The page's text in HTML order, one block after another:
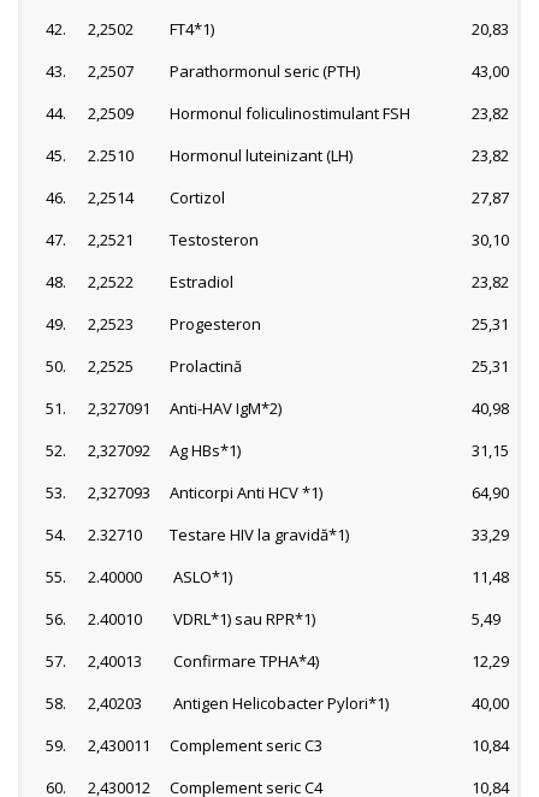
42.
2,2502 FT4*1)
20,83
43.
2,2507 Parathormonul seric (PTH)
43,00
44.
2,2509 Hormonul foliculinostimulant FSH
23,82
45.
2.2510 Hormonul luteinizant (LH)
23,82
46.
2,2514 Cortizol
27,87
47.
2,2521 Testosteron
30,10
48.
2,2522 Estradiol
23,82
49.
2,2523 Progesteron
25,31
50.
2,2525 Prolactină
25,31
51.
2,327091 Anti-HAV IgM*2)
40,98
52.
2,327092 Ag HBs*1)
31,15
53.
2,327093 Anticorpi Anti HCV *1)
64,90
54.
2.32710 Testare HIV la gravidă*1)
33,29
55.
2.40000 ASLO*1)
11,48
56.
2.40010 VDRL*1) sau RPR*1)
5,49
57.
2,40013 Confirmare TPHA*4)
12,29
58.
2,40203 Antigen Helicobacter Pylori*1)
40,00
59.
2,430011 Complement seric C3
10,84
60.
2,430012 Complement seric C4
10,84